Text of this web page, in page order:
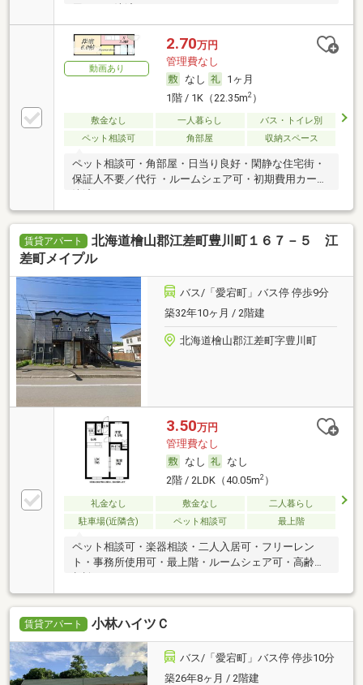
動画あり
2.70万円
管理費なし
なし
1ヶ月
1階 / 1K（22.35m2）
敷金なし 一人暮らし
バス・トイレ別
ペット相談可
角部屋 収納スペース
ペット相談可・角部屋・日当り良好・閑静な住宅街・
保証人不要／代行 ・ルームシェア可・初期費用カード
賃貸アパート
北海道檜山郡江差町豊川町１６７－５ 江
差町メイプル
バス/「愛宕町」バス停 停歩9分
築32年10ヶ月 / 2階建
北海道檜山郡江差町字豊川町
3.50万円
管理費なし
なし
なし
2階 / 2LDK（40.05m2）
礼金なし 敷金なし
二人暮らし
駐車場(近隣含)
ペット相談可 最上階
ペット相談可・楽器相談・二人入居可・フリーレン
ト・事務所使用可・最上階・ルームシェア可・高齢者
相談
賃貸アパート 小林ハイツＣ
バス/「愛宕町」バス停 停歩10分
築26年8ヶ月 / 2階建